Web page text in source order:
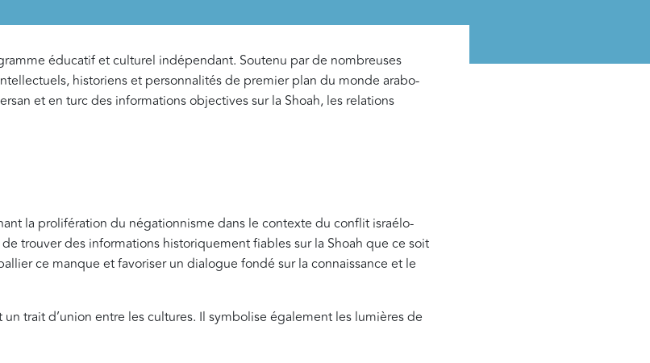
éducatif et culturel indépendant. Soutenu par de nombreuses
historiens et personnalités de premier plan du monde arabo-
et en turc des informations objectives sur la Shoah, les relations
la prolifération du négationnisme dans le contexte du conflit israélo-
trouver des informations historiquement fiables sur la Shoah que ce soit
ce manque et favoriser un dialogue fondé sur la connaissance et le
trait d’union entre les cultures. Il symbolise également les lumières de